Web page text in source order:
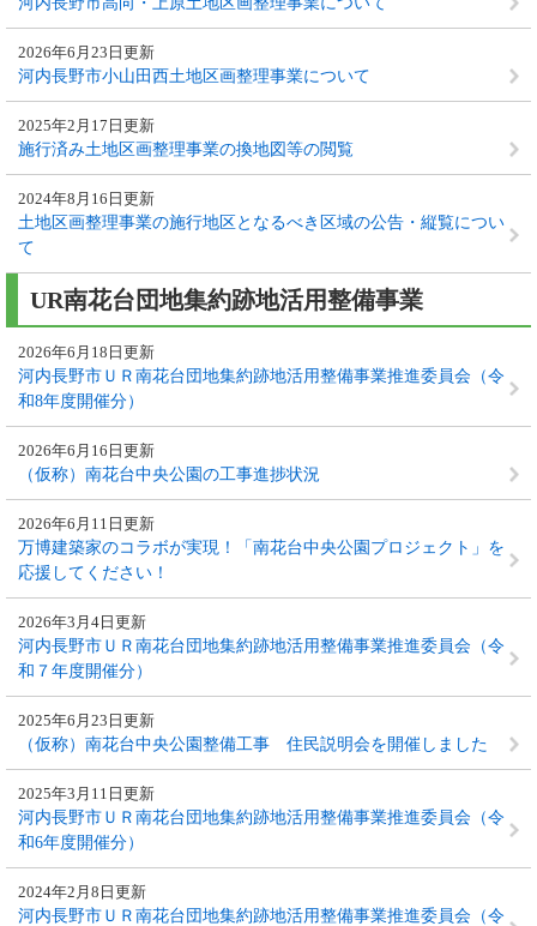
河内長野市小山田西土地区画整理事業について
2026年6月23日更新
施行済み土地区画整理事業の換地図等の閲覧
2025年2月17日更新
土地区画整理事業の施行地区となるべき区域の公告・縦覧につい
て
2024年8月16日更新
UR南花台団地集約跡地活用整備事業
河内長野市ＵＲ南花台団地集約跡地活用整備事業推進委員会（令
和8年度開催分）
2026年6月18日更新
（仮称）南花台中央公園の工事進捗状況
2026年6月16日更新
万博建築家のコラボが実現！「南花台中央公園プロジェクト」を
応援してください！
2026年6月11日更新
河内長野市ＵＲ南花台団地集約跡地活用整備事業推進委員会（令
和７年度開催分）
2026年3月4日更新
（仮称）南花台中央公園整備工事 住民説明会を開催しました
2025年6月23日更新
河内長野市ＵＲ南花台団地集約跡地活用整備事業推進委員会（令
和6年度開催分）
2025年3月11日更新
河内長野市ＵＲ南花台団地集約跡地活用整備事業推進委員会（令
2024年2月8日更新